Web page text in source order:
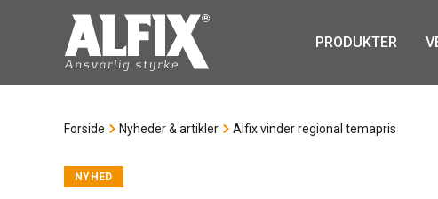
PRODUKTER
Forside Nyheder & artikler Alfix vinder regional temapris
NYHED